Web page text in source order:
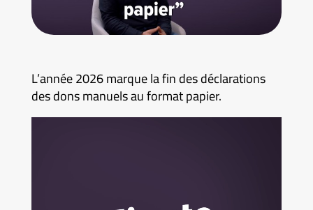
L’année 2026 marque la fin des déclarations
des dons manuels au format papier.